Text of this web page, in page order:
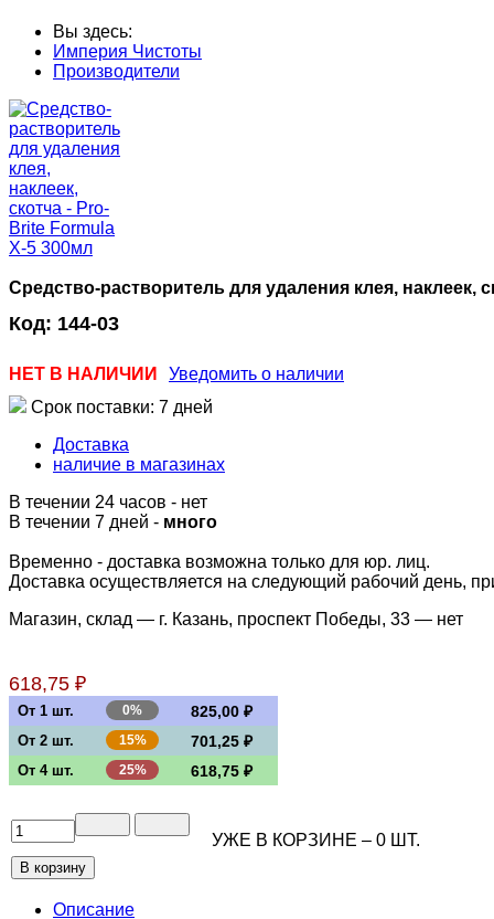
Вы здесь:
Империя Чистоты
Производители
Cредство-растворитель для удаления клея, наклеек,
Код: 144-03
НЕТ В НАЛИЧИИ
Уведомить о наличии
Срок поставки: 7 дней
Доставка
наличие в магазинах
В течении 24 часов - нет
В течении 7 дней - много
Временно - доставка возможна только для юр. лиц.
Доставка осуществляется на следующий рабочий день,
Магазин, склад — г. Казань, проспект Победы, 33 — нет
618,75 ₽
От 1 шт. 0% 825,00 ₽
От 2 шт. 15% 701,25 ₽
От 4 шт. 25% 618,75 ₽
УЖЕ В КОРЗИНЕ – 0 ШТ.
Описание